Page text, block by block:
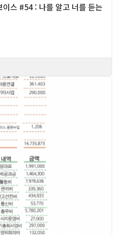
스 #54 : 나를 알고 너를 듣는